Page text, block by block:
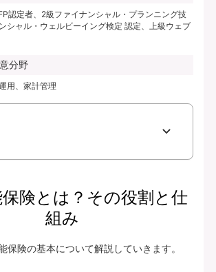
認定者、2級ファイナンシャル・プランニング技
シャル・ウェルビーイング検定 認定、上級ウェブ
分野
用、家計管理
険とは？その役割と仕
組み
保険の基本について解説していきます。